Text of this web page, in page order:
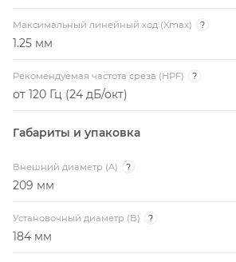
Максимальный линейный ход (Xmax) ?
1.25 мм
Рекомендуемая частота среза (HPF) ?
от 120 Гц (24 дБ/окт)
Габариты и упаковка
Внешний диаметр (A) ?
209 мм
Установочный диаметр (B) ?
184 мм